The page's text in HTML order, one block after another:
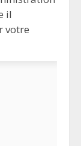
il
votre